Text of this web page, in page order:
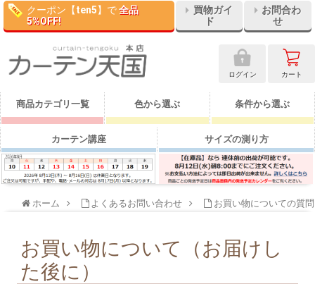
クーポン【ten5】で全品
5%OFF!
買物ガイ
ド
お問合わ
せ
ログイン カート
商品カテゴリ一覧 色から選ぶ 条件から選ぶ
カーテン講座 サイズの測り方
ホーム よくあるお問い合わせ お買い物についての質問
お買い物について（お届けし
た後に）